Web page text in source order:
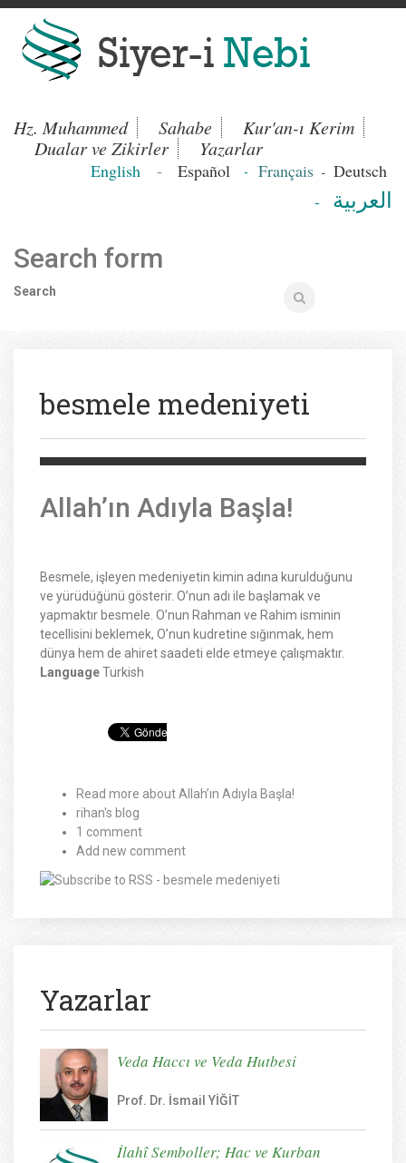
Hz. Muhammed Sahabe
Kur'an-ı Kerim
Dualar ve Zikirler
Yazarlar
English - Español - Français - Deutsch
-
العربية
Search form
Search
besmele medeniyeti
Allah’ın Adıyla Başla!
Besmele, işleyen medeniyetin kimin adına kurulduğunu
ve yürüdüğünü gösterir. O’nun adı ile başlamak ve
yapmaktır besmele. O’nun Rahman ve Rahim isminin
tecellisini beklemek, O’nun kudretine sığınmak, hem
dünya hem de ahiret saadeti elde etmeye çalışmaktır.
LanguageTurkish
Read more about Allah’ın Adıyla Başla!
rihan's blog
1 comment
Add new comment
Yazarlar
Prof. Dr. İsmail YİĞİT
Veda Haccı ve Veda Hutbesi
İlahî Semboller; Hac ve Kurban